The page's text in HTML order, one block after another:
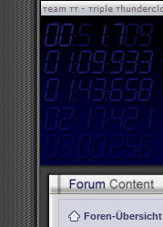
Foren-Übersicht